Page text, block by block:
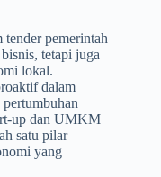
pemerintah
tetapi juga
lokal.
dalam
up dan UMKM
satu pilar
yang